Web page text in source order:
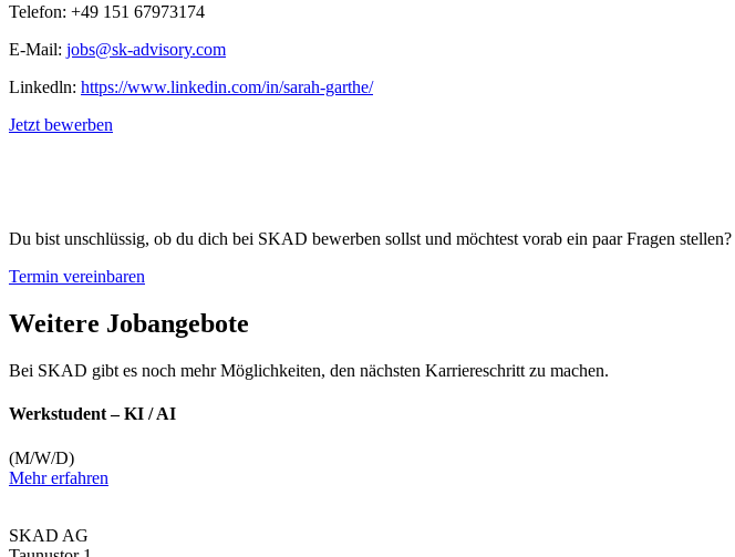
Telefon: +49 151 67973174
E-Mail: jobs@sk-advisory.com
Linkedln: https://www.linkedin.com/in/sarah-garthe/
Jetzt bewerben
Du bist unschlüssig, ob du dich bei SKAD bewerben sollst und möchtest vorab ein paar Fragen
Termin vereinbaren
Weitere Jobangebote
Bei SKAD gibt es noch mehr Möglichkeiten, den nächsten Karriereschritt zu machen.
Werkstudent – KI / AI
(M/W/D)
Mehr erfahren
SKAD AG